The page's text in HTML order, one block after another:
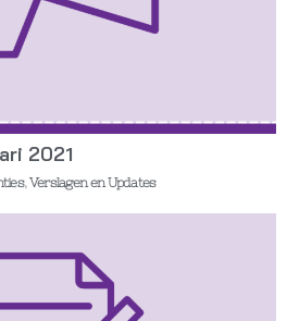
2021
,Verslagen en Updates